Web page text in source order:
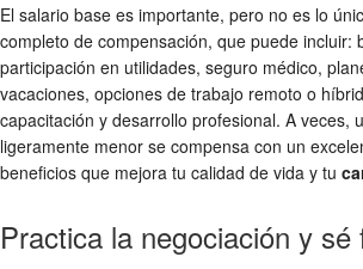
El salario base es importante, pero no es lo
completo de compensación, que puede incluir:
participación en utilidades, seguro médico,
vacaciones, opciones de trabajo remoto o
capacitación y desarrollo profesional. A veces,
ligeramente menor se compensa con un
beneficios que mejora tu calidad de vida y tu
Practica la negociación y sé